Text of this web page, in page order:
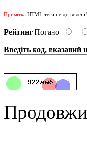
Примітка:HTML теги не
Рейтинг Погано
Введіть код, вказаний